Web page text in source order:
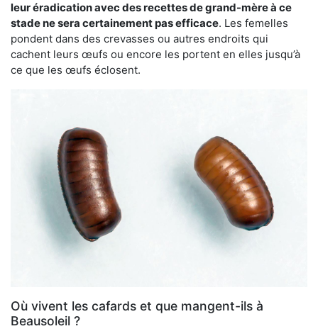
leur éradication avec des recettes de grand-mère à ce
stade ne sera certainement pas efficace. Les femelles
pondent dans des crevasses ou autres endroits qui
cachent leurs œufs ou encore les portent en elles jusqu’à
ce que les œufs éclosent.
Où vivent les cafards et que mangent-ils à
Beausoleil ?